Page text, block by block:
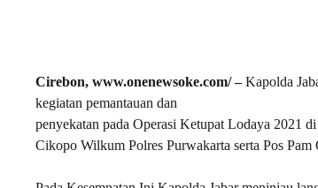
Cirebon, www.onenewsoke.com/ –Kapolda
kegiatan pemantauan dan
penyekatan pada Operasi Ketupat Lodaya 2021
Cikopo Wilkum Polres Purwakarta serta Pos